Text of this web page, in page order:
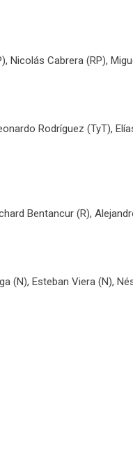
Nicolás Cabrera (RP),
Rodríguez (TyT),
Bentancur (R),
(N), Esteban Viera (N),